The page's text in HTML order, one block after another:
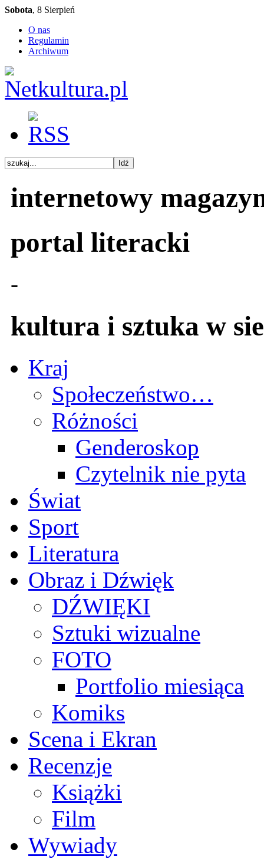
Sobota, 8 Sierpień
O nas
Regulamin
Archiwum
internetowy
portal literacki
-
kultura i sztuka w
Kraj
Społeczeństwo…
Różności
Genderoskop
Czytelnik nie pyta
Świat
Sport
Literatura
Obraz i Dźwięk
DŹWIĘKI
Sztuki wizualne
FOTO
Portfolio miesiąca
Komiks
Scena i Ekran
Recenzje
Książki
Film
Wywiady